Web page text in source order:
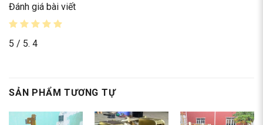
Đánh giá bài viết
5 / 5. 4
SẢN PHẨM TƯƠNG TỰ